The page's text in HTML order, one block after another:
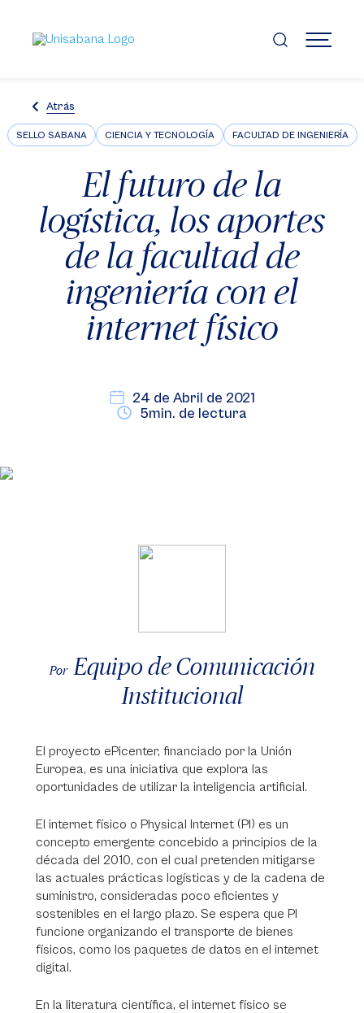
contenido
principal
MENÚ
Atrás
SELLO SABANA CIENCIA Y TECNOLOGÍA FACULTAD DE INGENIERÍA
El futuro de la
logística, los aportes
de la facultad de
ingeniería con el
internet físico
24 de Abril de 2021
5min. de lectura
Por Equipo de Comunicación
Institucional
El proyecto ePicenter, financiado por la Unión
Europea, es una iniciativa que explora las
oportunidades de utilizar la inteligencia artificial.
El internet físico o Physical Internet (PI) es un
concepto emergente concebido a principios de la
década del 2010, con el cual pretenden mitigarse
las actuales prácticas logísticas y de la cadena de
suministro, consideradas poco eficientes y
sostenibles en el largo plazo. Se espera que PI
funcione organizando el transporte de bienes
físicos, como los paquetes de datos en el internet
digital.
En la literatura científica, el internet físico se